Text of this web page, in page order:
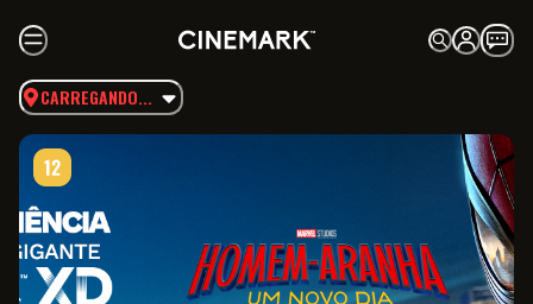
CARREGANDO...